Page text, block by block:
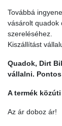
Továbbá
vásárolt quadok
szereléséhez.
Kiszállítást
Quadok, Dirt
vállalni.
A termék
Az ár doboz ár!